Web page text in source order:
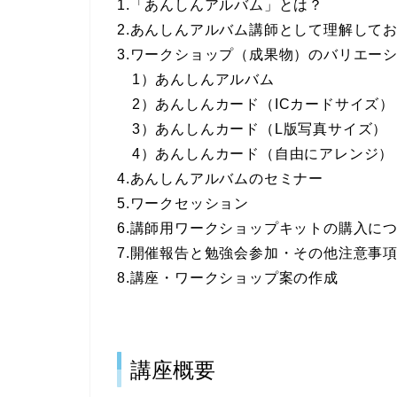
1.「あんしんアルバム」とは？
2.あんしんアルバム講師として理解して
3.ワークショップ（成果物）のバリエー
1）あんしんアルバム
2）あんしんカード（ICカードサイズ）
3）あんしんカード（L版写真サイズ）
4）あんしんカード（自由にアレンジ）
4.あんしんアルバムのセミナー
5.ワークセッション
6.講師用ワークショップキットの購入に
7.開催報告と勉強会参加・その他注意事項
8.講座・ワークショップ案の作成
講座概要